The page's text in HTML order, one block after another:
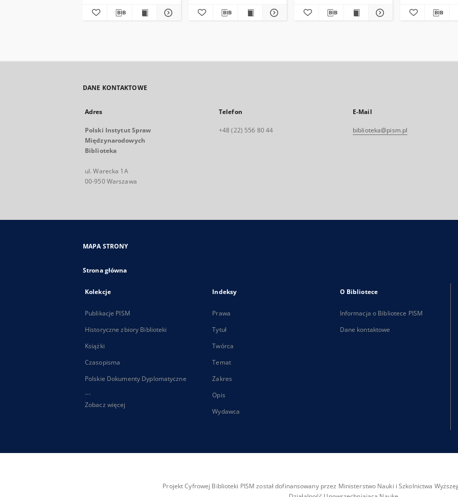
DANE KONTAKTOWE
Adres
Polski Instytut Spraw
Międzynarodowych
Biblioteka
ul. Warecka 1A
00-950 Warszawa
Telefon
+48 (22) 556 80 44
E-Mail
biblioteka@pism.pl
MAPA STRONY
Strona główna
Kolekcje
Publikacje PISM
Historyczne zbiory Biblioteki
Książki
Czasopisma
Polskie Dokumenty Dyplomatyczne
...
Zobacz więcej
Indeksy
Prawa
Tytuł
Twórca
Temat
Zakres
Opis
Wydawca
O Bibliotece
Informacja o Bibliotece PISM
Dane kontaktowe
Projekt Cyfrowej Biblioteki PISM został dofinansowany przez Ministerstwo Nauki i Szkolnictwa